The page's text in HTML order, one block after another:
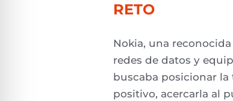
RETO
Nokia, una
redes de datos y
buscaba posicionar
positivo, acercarla al